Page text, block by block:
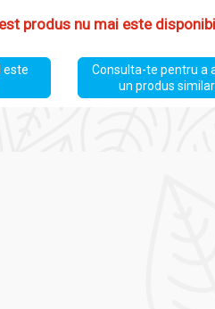
produs nu mai este
este
Consulta-te pentru a
un produs similar